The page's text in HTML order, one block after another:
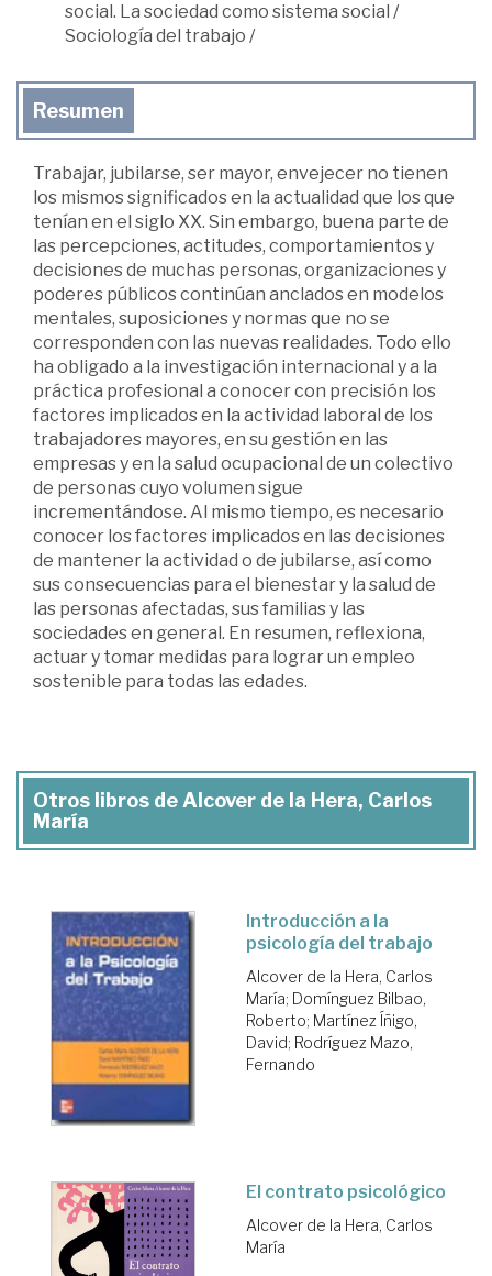
social. La sociedad como sistema social /
Sociología del trabajo /
Resumen
Trabajar, jubilarse, ser mayor, envejecer no tienen
los mismos significados en la actualidad que los que
tenían en el siglo XX. Sin embargo, buena parte de
las percepciones, actitudes, comportamientos y
decisiones de muchas personas, organizaciones y
poderes públicos continúan anclados en modelos
mentales, suposiciones y normas que no se
corresponden con las nuevas realidades. Todo ello
ha obligado a la investigación internacional y a la
práctica profesional a conocer con precisión los
factores implicados en la actividad laboral de los
trabajadores mayores, en su gestión en las
empresas y en la salud ocupacional de un colectivo
de personas cuyo volumen sigue
incrementándose. Al mismo tiempo, es necesario
conocer los factores implicados en las decisiones
de mantener la actividad o de jubilarse, así como
sus consecuencias para el bienestar y la salud de
las personas afectadas, sus familias y las
sociedades en general. En resumen, reflexiona,
actuar y tomar medidas para lograr un empleo
sostenible para todas las edades.
Otros libros de Alcover de la Hera, Carlos
María
Introducción a la
psicología del trabajo
Alcover de la Hera, Carlos
María; Domínguez Bilbao,
Roberto; Martínez Íñigo,
David; Rodríguez Mazo,
Fernando
El contrato psicológico
Alcover de la Hera, Carlos
María